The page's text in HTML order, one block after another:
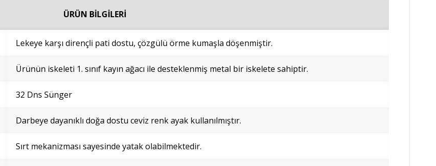
ÜRÜN BİLGİLERİ
Lekeye karşı dirençli pati dostu, çözgülü örme kumaşla döşenmiştir.
Ürünün iskeleti 1. sınıf kayın ağacı ile desteklenmiş metal bir iskelete sahiptir.
32 Dns Sünger
Darbeye dayanıklı doğa dostu ceviz renk ayak kullanılmıştır.
Sırt mekanizması sayesinde yatak olabilmektedir.